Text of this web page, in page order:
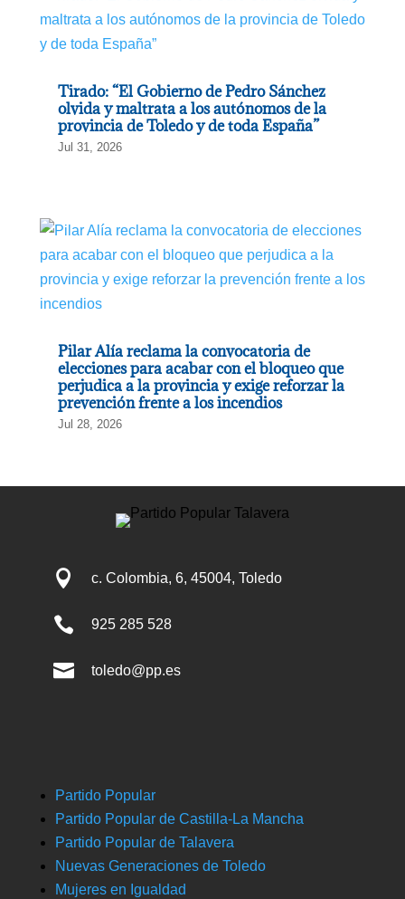
Tirado: “El Gobierno de Pedro Sánchez
olvida y maltrata a los autónomos de la
provincia de Toledo y de toda España”
Jul 31, 2026
Pilar Alía reclama la convocatoria de
elecciones para acabar con el bloqueo que
perjudica a la provincia y exige reforzar la
prevención frente a los incendios
Jul 28, 2026
 c. Colombia, 6, 45004, Toledo
 925 285 528
 toledo@pp.es
Partido Popular
Partido Popular de Castilla-La Mancha
Partido Popular de Talavera
Nuevas Generaciones de Toledo
Mujeres en Igualdad